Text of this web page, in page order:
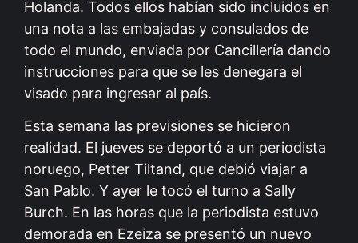
Holanda. Todos ellos habían sido incluidos en
una nota a las embajadas y consulados de
todo el mundo, enviada por Cancillería dando
instrucciones para que se les denegara el
visado para ingresar al país.
Esta semana las previsiones se hicieron
realidad. El jueves se deportó a un periodista
noruego, Petter Tiltand, que debió viajar a
San Pablo. Y ayer le tocó el turno a Sally
Burch. En las horas que la periodista estuvo
demorada en Ezeiza se presentó un nuevo